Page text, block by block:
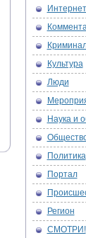
Культура
Люди
Наука и
Политика
Портал
Регион
СМОТРИ!